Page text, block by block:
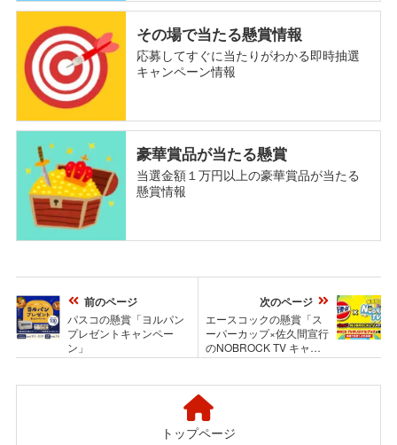
その場で当たる懸賞情報
応募してすぐに当たりがわかる即時抽選
キャンペーン情報
豪華賞品が当たる懸賞
当選金額１万円以上の豪華賞品が当たる
懸賞情報
前のページ
パスコの懸賞「ヨルパン
プレゼントキャンペー
ン」
次のページ
エースコックの懸賞「ス
ーパーカップ×佐久間宣行
のNOBROCK TV キャン
ペーン」
トップページ